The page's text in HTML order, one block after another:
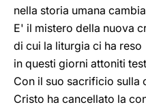
nella storia umana
E' il mistero della nuova
di cui la liturgia ci ha reso
in questi giorni attoniti
Con il suo sacrificio sulla
Cristo ha cancellato la